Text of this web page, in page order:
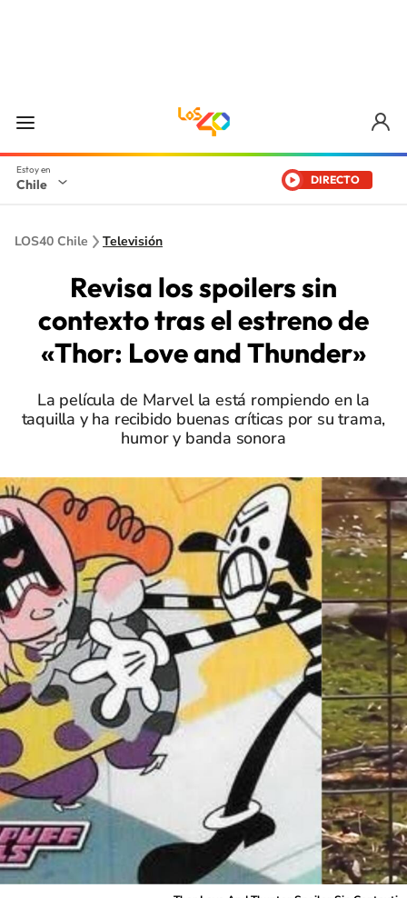
Chile DIRECTO
LOS40 Chile Televisión
Revisa los spoilers sin
contexto tras el estreno de
«Thor: Love and Thunder»
La película de Marvel la está rompiendo en la
taquilla y ha recibido buenas críticas por su trama,
humor y banda sonora